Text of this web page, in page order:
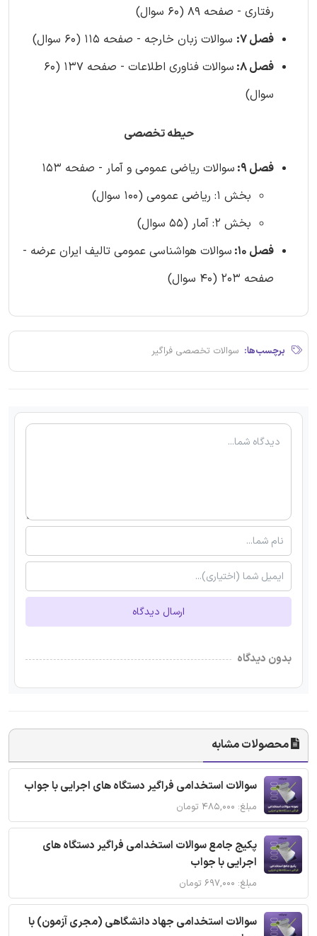
رفتاری - صفحه 89 (60 سوال)
فصل 7:
سوالات زبان خارجه - صفحه 115 (60 سوال)
فصل 8:
سوالات فناوری اطلاعات - صفحه 137 (60
سوال)
حیطه تخصصی
فصل 9:
سوالات ریاضی عمومی و آمار - صفحه 153
بخش 1: ریاضی عمومی (100 سوال)
بخش 2: آمار (55 سوال)
فصل 10:
سوالات هواشناسی عمومی تالیف ایران عرضه -
صفحه 203 (40 سوال)
برچسب‌ها: سوالات تخصصی فراگیر
ارسال دیدگاه
بدون دیدگاه
محصولات مشابه
سوالات استخدامی فراگیر دستگاه های اجرایی با جواب
مبلغ: ۴۸۵,۰۰۰ تومان
پکیج جامع سوالات استخدامی فراگیر دستگاه های
اجرایی با جواب
مبلغ: ۶۹۷,۰۰۰ تومان
سوالات استخدامی جهاد دانشگاهی (مجری آزمون) با